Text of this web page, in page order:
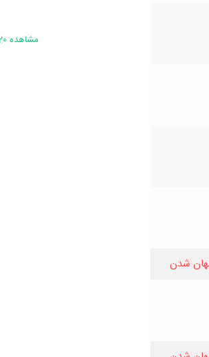
شدن
مشاهده 20 اثر داغ روز